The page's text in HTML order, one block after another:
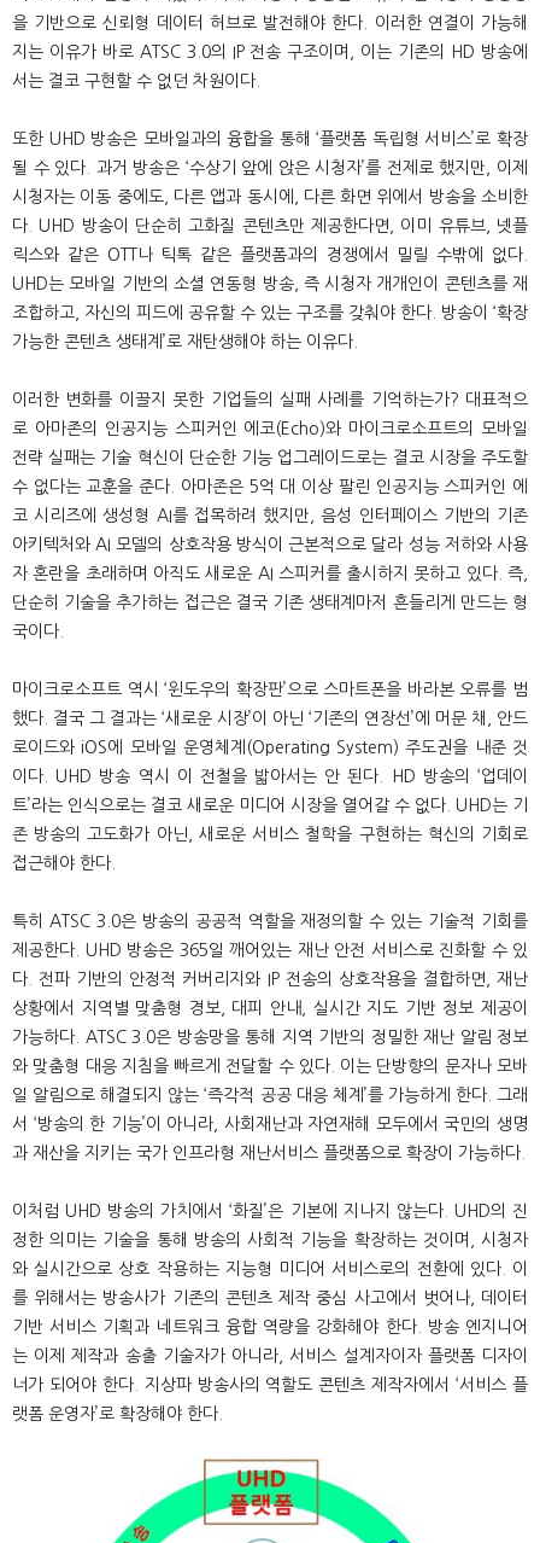
을 기반으로 신뢰형 데이터 허브로 발전해야 한다. 이러한 연결이 가능해
지는 이유가 바로 ATSC 3.0의 IP 전송 구조이며, 이는 기존의 HD 방송에
서는 결코 구현할 수 없던 차원이다.
또한 UHD 방송은 모바일과의 융합을 통해 ‘플랫폼 독립형 서비스’로 확장
될 수 있다. 과거 방송은 ‘수상기 앞에 앉은 시청자’를 전제로 했지만, 이제
시청자는 이동 중에도, 다른 앱과 동시에, 다른 화면 위에서 방송을 소비한
다. UHD 방송이 단순히 고화질 콘텐츠만 제공한다면, 이미 유튜브, 넷플
릭스와 같은 OTT나 틱톡 같은 플랫폼과의 경쟁에서 밀릴 수밖에 없다.
UHD는 모바일 기반의 소셜 연동형 방송, 즉 시청자 개개인이 콘텐츠를 재
조합하고, 자신의 피드에 공유할 수 있는 구조를 갖춰야 한다. 방송이 ‘확장
가능한 콘텐츠 생태계’로 재탄생해야 하는 이유다.
이러한 변화를 이끌지 못한 기업들의 실패 사례를 기억하는가? 대표적으
로 아마존의 인공지능 스피커인 에코(Echo)와 마이크로소프트의 모바일
전략 실패는 기술 혁신이 단순한 기능 업그레이드로는 결코 시장을 주도할
수 없다는 교훈을 준다. 아마존은 5억 대 이상 팔린 인공지능 스피커인 에
코 시리즈에 생성형 AI를 접목하려 했지만, 음성 인터페이스 기반의 기존
아키텍처와 AI 모델의 상호작용 방식이 근본적으로 달라 성능 저하와 사용
자 혼란을 초래하며 아직도 새로운 AI 스피커를 출시하지 못하고 있다. 즉,
단순히 기술을 추가하는 접근은 결국 기존 생태계마저 흔들리게 만드는 형
국이다.
마이크로소프트 역시 ‘윈도우의 확장판’으로 스마트폰을 바라본 오류를 범
했다. 결국 그 결과는 ‘새로운 시장’이 아닌 ‘기존의 연장선’에 머문 채, 안드
로이드와 iOS에 모바일 운영체계(Operating System) 주도권을 내준 것
이다. UHD 방송 역시 이 전철을 밟아서는 안 된다. HD 방송의 ‘업데이
트’라는 인식으로는 결코 새로운 미디어 시장을 열어갈 수 없다. UHD는 기
존 방송의 고도화가 아닌, 새로운 서비스 철학을 구현하는 혁신의 기회로
접근해야 한다.
특히 ATSC 3.0은 방송의 공공적 역할을 재정의할 수 있는 기술적 기회를
제공한다. UHD 방송은 365일 깨어있는 재난 안전 서비스로 진화할 수 있
다. 전파 기반의 안정적 커버리지와 IP 전송의 상호작용을 결합하면, 재난
상황에서 지역별 맞춤형 경보, 대피 안내, 실시간 지도 기반 정보 제공이
가능하다. ATSC 3.0은 방송망을 통해 지역 기반의 정밀한 재난 알림 정보
와 맞춤형 대응 지침을 빠르게 전달할 수 있다. 이는 단방향의 문자나 모바
일 알림으로 해결되지 않는 ‘즉각적 공공 대응 체계’를 가능하게 한다. 그래
서 ‘방송의 한 기능’이 아니라, 사회재난과 자연재해 모두에서 국민의 생명
과 재산을 지키는 국가 인프라형 재난서비스 플랫폼으로 확장이 가능하다.
이처럼 UHD 방송의 가치에서 ‘화질’은 기본에 지나지 않는다. UHD의 진
정한 의미는 기술을 통해 방송의 사회적 기능을 확장하는 것이며, 시청자
와 실시간으로 상호 작용하는 지능형 미디어 서비스로의 전환에 있다. 이
를 위해서는 방송사가 기존의 콘텐츠 제작 중심 사고에서 벗어나, 데이터
기반 서비스 기획과 네트워크 융합 역량을 강화해야 한다. 방송 엔지니어
는 이제 제작과 송출 기술자가 아니라, 서비스 설계자이자 플랫폼 디자이
너가 되어야 한다. 지상파 방송사의 역할도 콘텐츠 제작자에서 ‘서비스 플
랫폼 운영자’로 확장해야 한다.